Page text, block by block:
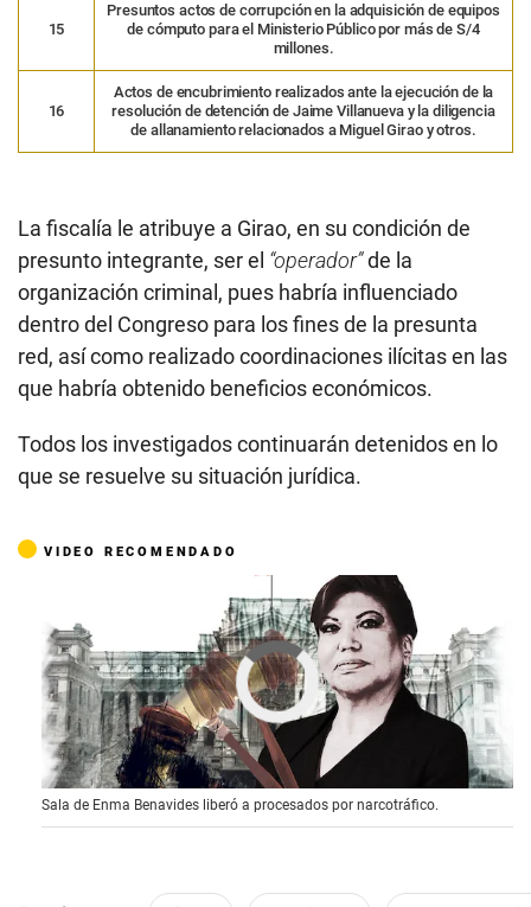
15
Presuntos actos de corrupción en la adquisición de equipos
de cómputo para el Ministerio Público por más de S/4
millones.
16
Actos de encubrimiento realizados ante la ejecución de la
resolución de detención de Jaime Villanueva y la diligencia
de allanamiento relacionados a Miguel Girao y otros.
La fiscalía le atribuye a Girao, en su condición de
presunto integrante, ser el “operador”de la
organización criminal, pues habría influenciado
dentro del Congreso para los fines de la presunta
red, así como realizado coordinaciones ilícitas en las
que habría obtenido beneficios económicos.
Todos los investigados continuarán detenidos en lo
que se resuelve su situación jurídica.
VIDEO RECOMENDADO